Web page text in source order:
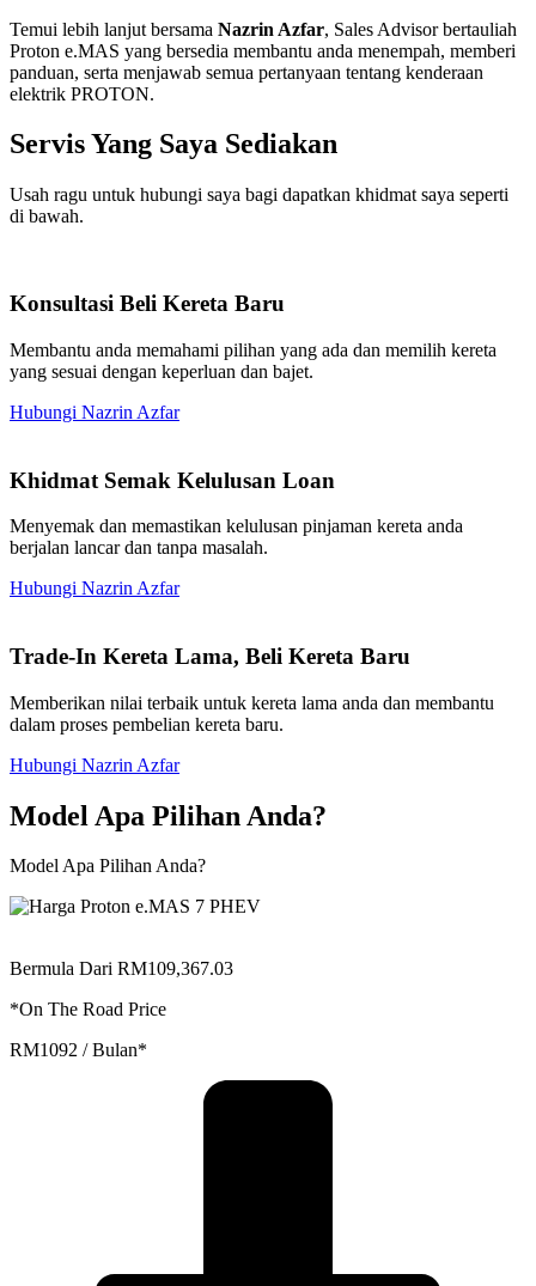
Temui lebih lanjut bersama Nazrin Azfar, Sales Advisor bertauliah
Proton e.MAS yang bersedia membantu anda menempah, memberi
panduan, serta menjawab semua pertanyaan tentang kenderaan
elektrik PROTON.
Servis Yang Saya Sediakan
Usah ragu untuk hubungi saya bagi dapatkan khidmat saya seperti
di bawah.
Konsultasi Beli Kereta Baru
Membantu anda memahami pilihan yang ada dan memilih kereta
yang sesuai dengan keperluan dan bajet.
Hubungi Nazrin Azfar
Khidmat Semak Kelulusan Loan
Menyemak dan memastikan kelulusan pinjaman kereta anda
berjalan lancar dan tanpa masalah.
Hubungi Nazrin Azfar
Trade-In Kereta Lama, Beli Kereta Baru
Memberikan nilai terbaik untuk kereta lama anda dan membantu
dalam proses pembelian kereta baru.
Hubungi Nazrin Azfar
Model Apa Pilihan Anda?
Model Apa Pilihan Anda?
Bermula Dari RM109,367.03
*On The Road Price
RM1092 / Bulan*